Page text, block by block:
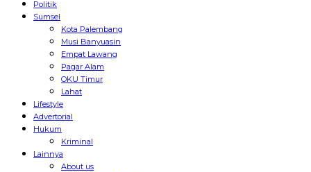
Politik
Sumsel
Kota Palembang
Musi Banyuasin
Empat Lawang
Pagar Alam
OKU Timur
Lahat
Lifestyle
Advertorial
Hukum
Kriminal
Lainnya
About us